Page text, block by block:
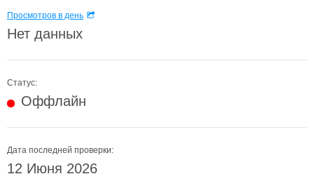
Просмотров в день
Нет данных
Статус:
Оффлайн
Дата последней проверки:
12 Июня 2026